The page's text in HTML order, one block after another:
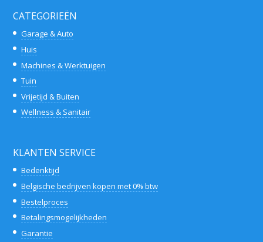
CATEGORIEËN
Garage & Auto
Huis
Machines & Werktuigen
Tuin
Vrijetijd & Buiten
Wellness & Sanitair
KLANTEN SERVICE
Bedenktijd
Belgische bedrijven kopen met 0% btw
Bestelproces
Betalingsmogelijkheden
Garantie